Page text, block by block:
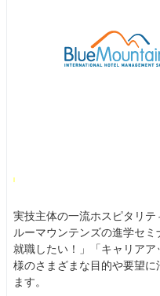
実技主体の一流ホスピタリ
ルーマウンテンズの進学セ
就職したい！」「キャリア
様のさまざまな目的や要望
ます。